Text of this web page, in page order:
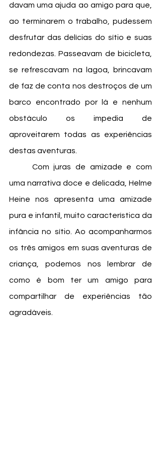
davam uma ajuda ao amigo para que,
ao terminarem o trabalho, pudessem
desfrutar das delícias do sítio e suas
redondezas. Passeavam de bicicleta,
se refrescavam na lagoa, brincavam
de faz de conta nos destroços de um
barco encontrado por lá e nenhum
obstáculo os impedia de
aproveitarem todas as experiências
destas aventuras.
uma narrativa doce e delicada, Helme
Heine nos apresenta uma amizade
pura e infantil, muito característica da
infância no sítio. Ao acompanharmos
os três amigos em suas aventuras de
criança, podemos nos lembrar de
como é bom ter um amigo para
compartilhar de experiências tão
agradáveis.